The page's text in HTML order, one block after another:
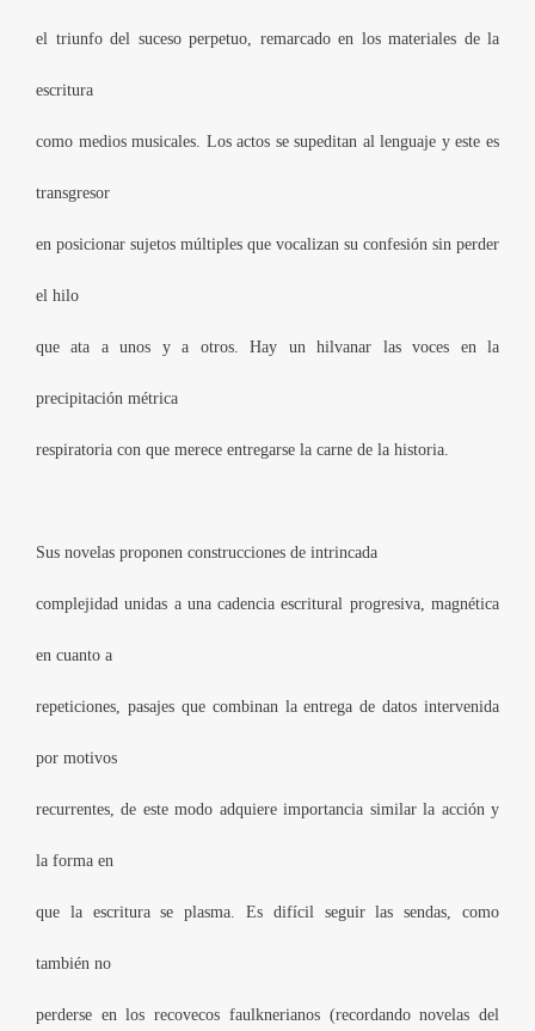
el triunfo del suceso perpetuo, remarcado en los materiales de la
escritura
como medios musicales. Los actos se supeditan al lenguaje y este es
transgresor
en posicionar sujetos múltiples que vocalizan su confesión sin perder
el hilo
que ata a unos y a otros. Hay un hilvanar las voces en la
precipitación métrica
respiratoria con que merece entregarse la carne de la historia.
Sus novelas proponen construcciones de intrincada
complejidad unidas a una cadencia escritural progresiva, magnética
en cuanto a
repeticiones, pasajes que combinan la entrega de datos intervenida
por motivos
recurrentes, de este modo adquiere importancia similar la acción y
la forma en
que la escritura se plasma. Es difícil seguir las sendas, como
también no
perderse en los recovecos faulknerianos (recordando novelas del